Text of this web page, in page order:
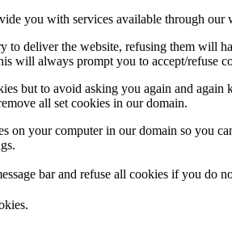
you with services available through our
to deliver the website, refusing them
will always prompt you to accept/refuse
but to avoid asking you again and
all set cookies in our domain.
on your computer in our domain so you
bar and refuse all cookies if you